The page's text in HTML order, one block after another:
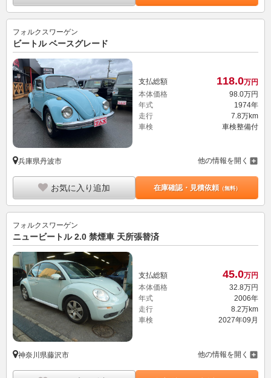
フォルクスワーゲン
ビートル ベースグレード
支払総額 118.0万円
本体価格
98. 0万円
年式
1974年
走行
7.8万km
車検
車検整備付
兵庫県丹波市 他の情報を開く
お気に入り追加 在庫確認・見積依頼（無料）
フォルクスワーゲン
ニュービートル 2.0 禁煙車 天所張替済
支払総額 45.0万円
本体価格
32.8万円
年式
2006年
走行
8.2万km
車検
2027年09月
神奈川県藤沢市 他の情報を開く